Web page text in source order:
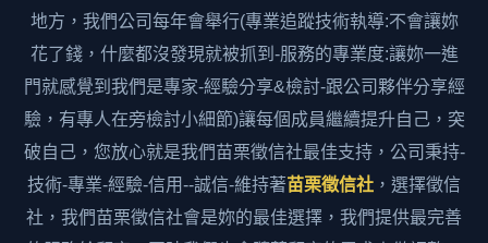
地方，我們公司每年會舉行(專業追蹤技術執導:不會讓妳
花了錢，什麼都沒發現就被抓到-服務的專業度:讓妳一進
門就感覺到我們是專家-經驗分享&檢討-跟公司夥伴分享經
驗，有專人在旁檢討小細節)讓每個成員繼續提升自己，突
破自己，您放心就是我們苗栗徵信社最佳支持，公司秉持-
技術-專業-經驗-信用--誠信-維持著苗栗徵信社 ，選擇徵信
社，我們苗栗徵信社會是妳的最佳選擇，我們提供最完善